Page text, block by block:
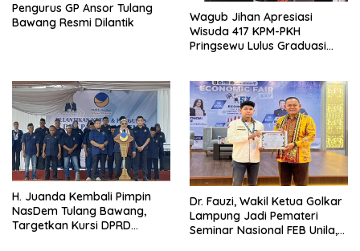
Pengurus GP Ansor Tulang
Bawang Resmi Dilantik
Wagub Jihan Apresiasi
Wisuda 417 KPM-PKH
Pringsewu Lulus Graduasi
H. Juanda Kembali Pimpin
NasDem Tulang Bawang,
Targetkan Kursi DPRD
Dr. Fauzi, Wakil Ketua Golkar
Lampung Jadi Pemateri
Seminar Nasional FEB Unila,